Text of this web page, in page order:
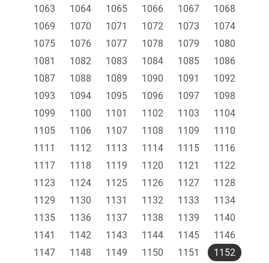
1063
1064 1065 1066 1067
1068
1069
1070 1071 1072 1073
1074
1075
1076 1077 1078 1079
1080
1081
1082 1083 1084 1085
1086
1087
1088 1089 1090 1091
1092
1093
1094 1095 1096 1097
1098
1099
1100 1101 1102 1103
1104
1105
1106 1107 1108 1109
1110
1111
1112 1113 1114 1115
1116
1117
1118 1119 1120 1121
1122
1123
1124 1125 1126 1127
1128
1129
1130 1131 1132 1133
1134
1135
1136 1137 1138 1139
1140
1141
1142 1143 1144 1145
1146
1147
1148 1149 1150 1151 1152